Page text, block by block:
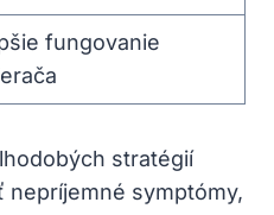
fungovanie
stratégií
nepríjemné symptómy,